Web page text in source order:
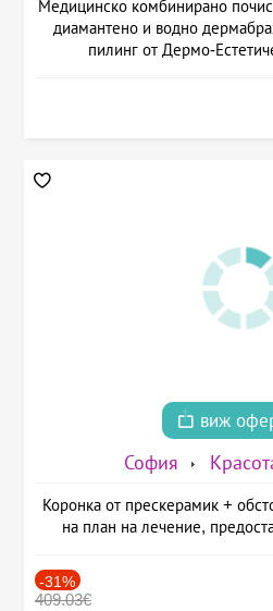
Медицинско комбинирано
диамантено и водно
пилинг от Дермо-
виж
София
Коронка от прескерамик +
на план на лечение,
-31%
409.03€